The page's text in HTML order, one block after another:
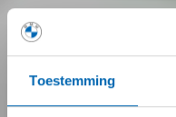
Toestemming